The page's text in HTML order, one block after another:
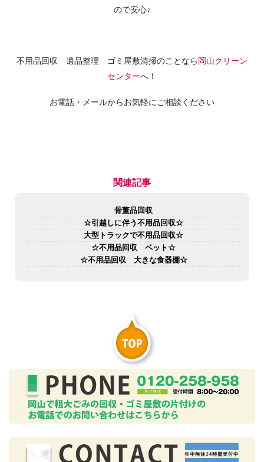
ので安心♪
不用品回収 遺品整理 ゴミ屋敷清掃のことなら岡山クリーン
センターへ！
お電話・メールからお気軽にご相談ください
関連記事
骨董品回収
☆引越しに伴う不用品回収☆
大型トラックで不用品回収☆
☆不用品回収 ベット☆
☆不用品回収 大きな食器棚☆